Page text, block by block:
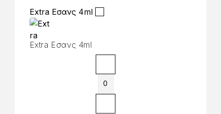
Extra Εσανς 4ml
Extra Εσανς 4ml